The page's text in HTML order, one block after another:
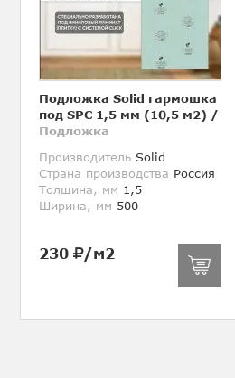
Подложка Solid гармошка
под SPC 1,5 мм (10,5 м2) /
Подложка
Производитель Solid
Страна производства Россия
Толщина, мм 1,5
Ширина, мм 500
230 /м2